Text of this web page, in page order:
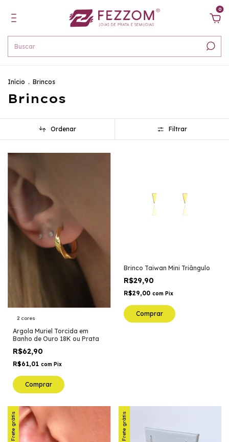
0
Início . Brincos
Brincos
Ordenar Filtrar
2 cores
Argola Muriel Torcida em
Banho de Ouro 18K ou Prata
R$62,90
R$61,01 com Pix
Comprar
Brinco Taiwan Mini Triângulo
R$29,90
R$29,00 com Pix
Comprar
Frete grátis Frete grátis